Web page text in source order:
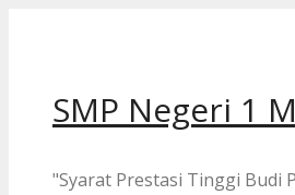
SMP Negeri 1
"Syarat Prestasi Tinggi Budi